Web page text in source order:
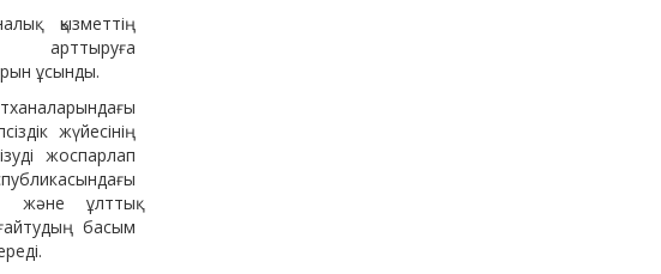
қызметтің
арттыруға
ұсынды.
жүйесінің
жоспарлап
және ұлттық
басым